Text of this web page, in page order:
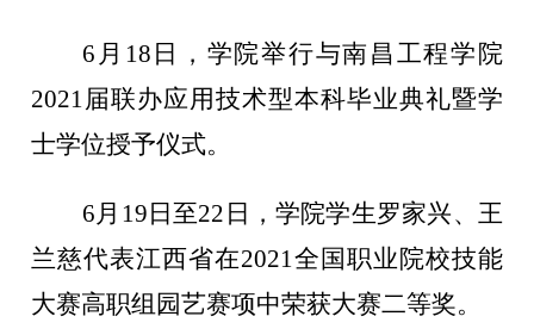
6月18日，学院举行与南昌工程学院
2021届联办应用技术型本科毕业典礼暨学
士学位授予仪式。
6月19日至22日，学院学生罗家兴、王
兰慈代表江西省在2021全国职业院校技能
大赛高职组园艺赛项中荣获大赛二等奖。